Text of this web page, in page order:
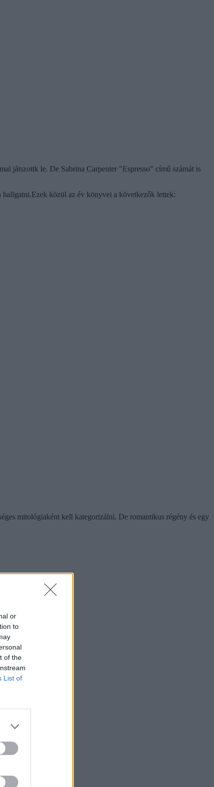
or
to
of the
List of
játszottk le. De Sabrina Carpenter "Espresso" című számát is
hallgatni.Ezek közül az év könyvei a következők lettek:
mitológiaként kell kategorizálni. De romantikus régény és egy